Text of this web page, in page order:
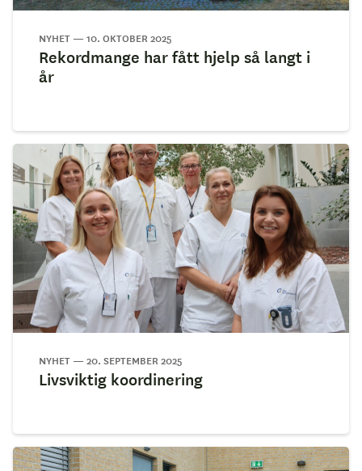
NYHET — 10. OKTOBER 2025
Rekordmange har fått hjelp så langt i
år
NYHET — 20. SEPTEMBER 2025
Livsviktig koordinering